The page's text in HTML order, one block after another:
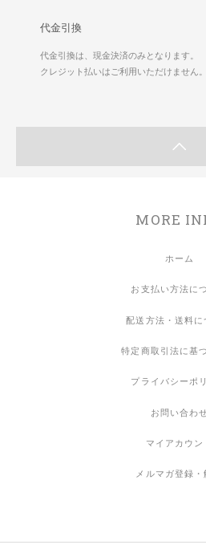
代金引換
代金引換は、現金決済のみとなります。
クレジット払いはご利用いただけません。
MORE
ホーム
お支払い方法に
配送方法・送料に
特定商取引法に基
プライバシーポ
お問い合わ
マイアカウン
メルマガ登録・